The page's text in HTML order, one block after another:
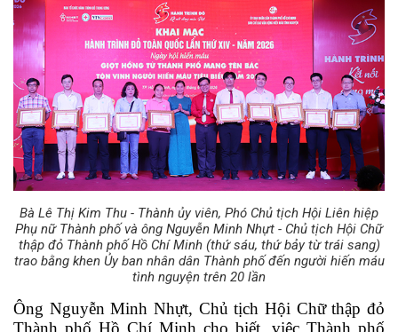
Bà Lê Thị Kim Thu - Thành ủy viên, Phó Chủ tịch Hội Liên hiệp
Phụ nữ Thành phố và ông Nguyễn Minh Nhựt - Chủ tịch Hội Chữ
thập đỏ Thành phố Hồ Chí Minh (thứ sáu, thứ bảy từ trái sang)
trao bằng khen Ủy ban nhân dân Thành phố đến người hiến máu
tình nguyện trên 20 lần
Ông Nguyễn Minh Nhựt, Chủ tịch Hội Chữ thập đỏ
Thành phố Hồ Chí Minh cho biết, việc Thành phố